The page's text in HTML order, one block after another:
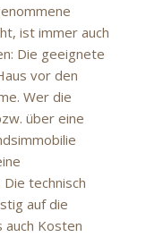
ist immer auch
Die geeignete
vor den
Wer die
über eine
technisch
auf die
auch Kosten